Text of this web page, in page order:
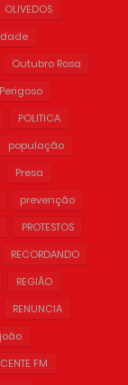
OLIVEDOS
Outubro Rosa
Perigoso
POLITICA
população
Presa
prevenção
PROTESTOS
RECORDANDO
REGIÃO
RENUNCIA
FM